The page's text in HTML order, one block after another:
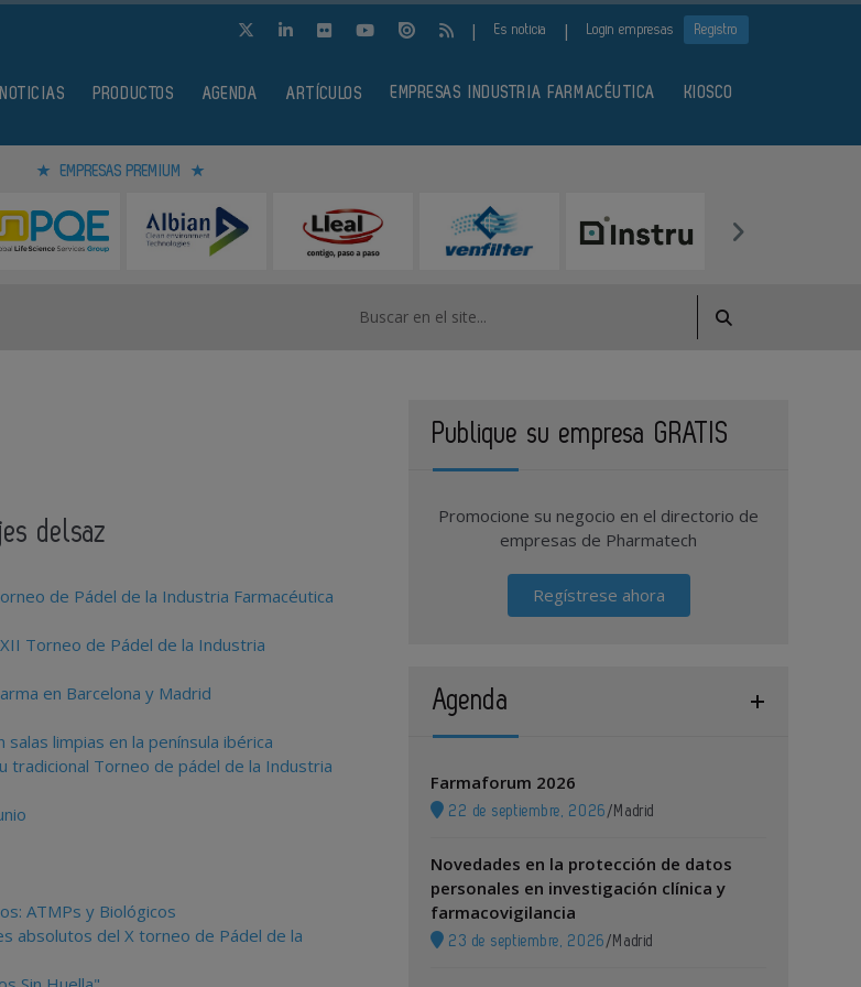
| Es noticia | Login empresas Registro
NOTICIAS PRODUCTOS AGENDA ARTÍCULOS EMPRESAS INDUSTRIA FARMACÉUTICA KIOSCO
EMPRESAS PREMIUM
delsaz
de Pádel de la Industria Farmacéutica
Torneo de Pádel de la Industria
en Barcelona y Madrid
limpias en la península ibérica
tradicional Torneo de pádel de la Industria
ATMPs y Biológicos
absolutos del X torneo de Pádel de la
Publique su empresa GRATIS
Promocione su negocio en el directorio de
empresas de Pharmatech
Regístrese ahora
Agenda
Farmaforum 2026
22 de septiembre, 2026 / Madrid
Novedades en la protección de datos
personales en investigación clínica y
farmacovigilancia
23 de septiembre, 2026 / Madrid